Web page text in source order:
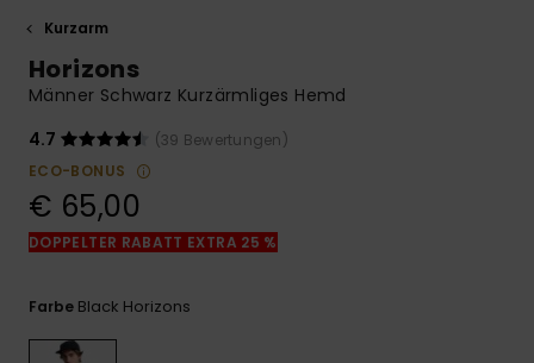
Finden Sie
Antworten auf
die häufigsten
Fragen sowie
FAQ
Kurzarm
Horizons
Männer Schwarz Kurzärmliges Hemd
4.7
(39 Bewertungen)
ECO-BONUS
€ 65,00
DOPPELTER RABATT EXTRA 25 %
Farbe Black Horizons